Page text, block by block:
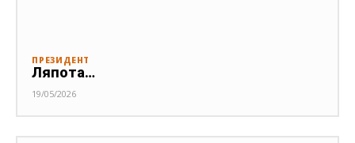
ПРЕЗИДЕНТ
Ляпота…
19/05/2026